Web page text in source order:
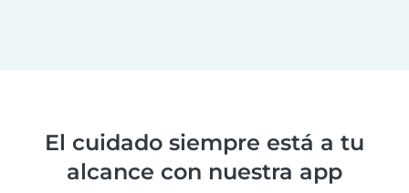
El cuidado siempre está a tu
alcance con nuestra app